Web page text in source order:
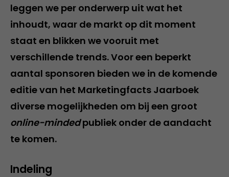
leggen we per onderwerp uit wat het
inhoudt, waar de markt op dit moment
staat en blikken we vooruit met
verschillende trends. Voor een beperkt
aantal sponsoren bieden we in de komende
editie van het Marketingfacts Jaarboek
diverse mogelijkheden om bij een groot
online-mindedpubliek onder de aandacht
te komen.
Indeling